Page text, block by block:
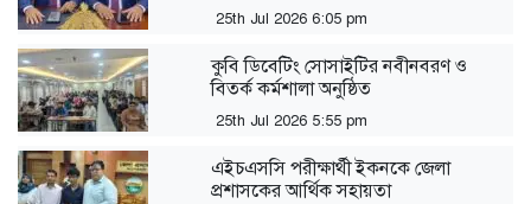
25th Jul 2026 6:05 pm
কুবি ডিবেটিং সোসাইটির নবীনবরণ ও
বিতর্ক কর্মশালা অনুষ্ঠিত
25th Jul 2026 5:55 pm
এইচএসসি পরীক্ষার্থী ইকনকে জেলা
প্রশাসকের আর্থিক সহায়তা